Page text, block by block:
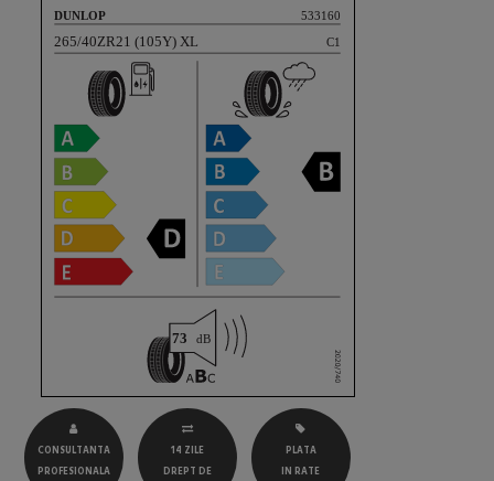
CONSULTANTA
PROFESIONALA
14 ZILE
DREPT DE
PLATA
IN RATE